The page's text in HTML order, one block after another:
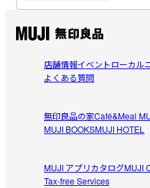
店舗情報イベントローカル
よくある質問
無印良品の家Café&Meal
MUJI BOOKSMUJI HOTEL
MUJI アプリカタログMUJI
Tax-free Services